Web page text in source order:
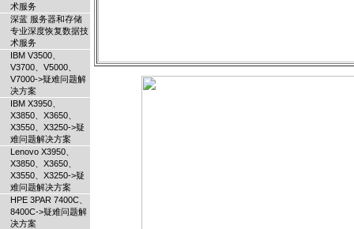
术服务
深蓝 服务器和存储
专业深度恢复数据技
术服务
IBM V3500、
V3700、V5000、
V7000->疑难问题解
决方案
IBM X3950、
X3850、X3650、
X3550、X3250->疑
难问题解决方案
Lenovo X3950、
X3850、X3650、
X3550、X3250->疑
难问题解决方案
HPE 3PAR 7400C、
8400C->疑难问题解
决方案